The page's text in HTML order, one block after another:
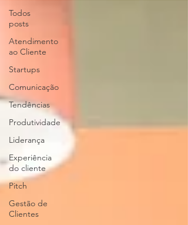
Todos
posts
Atendimento
ao Cliente
Startups
Comunicação
Tendências
Produtividade
Liderança
Experiência
do cliente
Pitch
Gestão de
Clientes